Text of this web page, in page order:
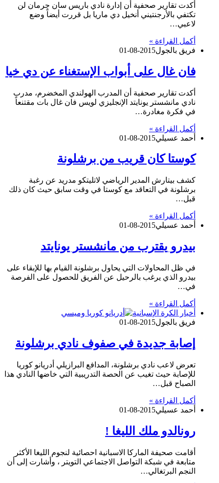
أكدت تقارير صحفية أن إدارة نادي باريس سان جرمان لن
تكتفي بالأرجنتيني أنخيل دي ماريا بل قررت أيضاً وضع
لاعبي…
أكمل القراءة »
فريق بالجول2015-08-01
فان غال على أبواب الإستغناء عن دي خيا
أكدت تقارير صحفية أن المدرب الهولندي المخضرم، مدرب
نادي مانشستر يونايتد الإنجليزي لويس فان غال بات مقتنعاً
في فكرة مغادرة…
أكمل القراءة »
أحمد عسيلي2015-08-01
كوستا كان قريب من برشلونة
كشف بيتارش المدير الرياضي لاتليتكو مدريد عن رغبة
برشلونة في التعاقد مع كوستا في وقت سابق حيث كان ذلك
قبل…
أكمل القراءة »
أحمد عسيلي2015-08-01
بيدرو يقترب من مانشستر يونايتد
في ظل المحاولات التي يحاول برشلونة القيام بها للإبقاء على
بيدرو الذي يرغب بالرحيل عن الفريق للحصول على الفرصة
في…
أكمل القراءة »
أخبار الكرة الإسبانية
فريق بالجول2015-08-01
إصابة جديدة في صفوف نادي برشلونة
تعرض لاعب نادي برشلونة، المدافع البرازيلي أدريانو كوريا
للإصابة حيث تغيب عن الحصة التدريبية التي خاضها النادي هذا
الصباح قبل…
أكمل القراءة »
أحمد عسيلي2015-08-01
رونالدو ملك الليغا !
أقامت صحيفة الماركا الاسبانية احصائية لنجوم الليغا الأكثر
متابعة في شبكة التواصل الاجتماعي التويتر ، وأشارت إلى أن
النجم البرتغالي…